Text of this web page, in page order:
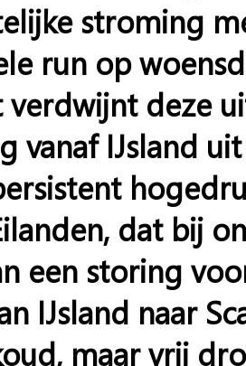
stroming
run op
deze
vanaf IJsland
dat bij
een storing
IJsland naar
maar vrij